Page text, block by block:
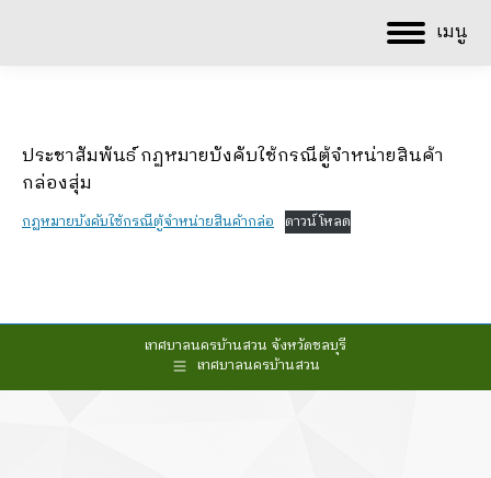
เมนู
ประชาสัมพันธ์ กฏหมายบังคับใช้กรณีตู้จำหน่ายสินค้า
กล่องสุ่ม
กฏหมายบังคับใช้กรณีตู้จำหน่ายสินค้ากล่อ ดาวน์โหลด
เทศบาลนครบ้านสวน จังหวัดชลบุรี
เทศบาลนครบ้านสวน